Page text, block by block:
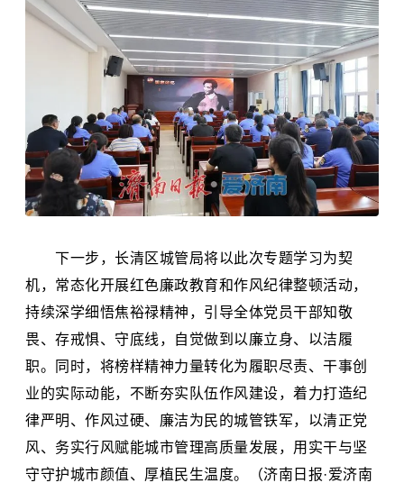
下一步，长清区城管局将以此次专题学习为契
机，常态化开展红色廉政教育和作风纪律整顿活动，
持续深学细悟焦裕禄精神，引导全体党员干部知敬
畏、存戒惧、守底线，自觉做到以廉立身、以洁履
职。同时，将榜样精神力量转化为履职尽责、干事创
业的实际动能，不断夯实队伍作风建设，着力打造纪
律严明、作风过硬、廉洁为民的城管铁军，以清正党
风、务实行风赋能城市管理高质量发展，用实干与坚
守守护城市颜值、厚植民生温度。（济南日报·爱济南